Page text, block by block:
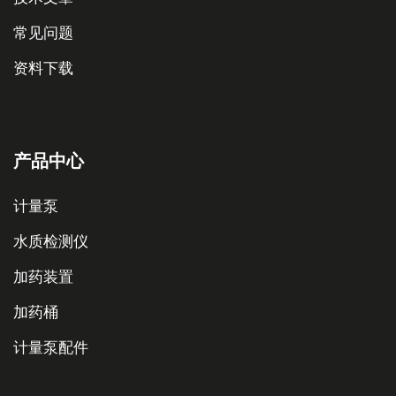
常见问题
资料下载
产品中心
计量泵
水质检测仪
加药装置
加药桶
计量泵配件